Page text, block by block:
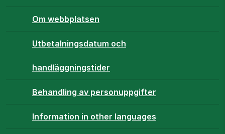
Om webbplatsen
Utbetalningsdatum och
handläggningstider
Behandling av personuppgifter
Information in other languages